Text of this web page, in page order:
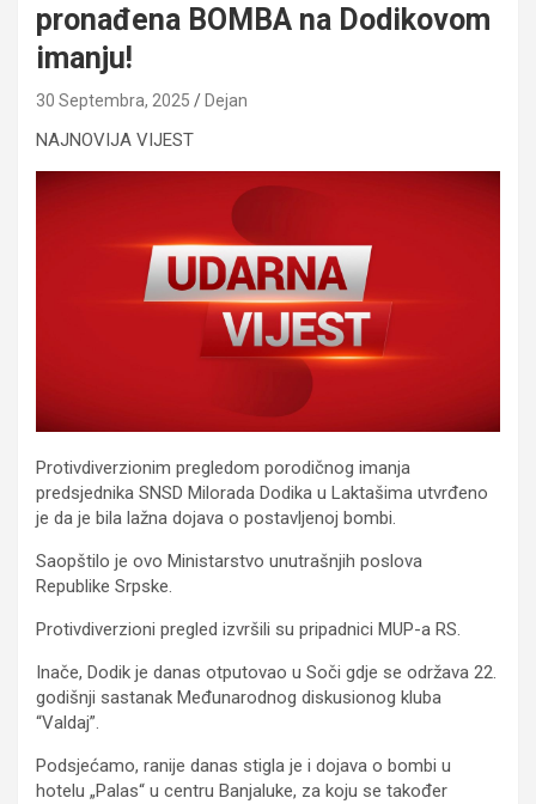
pronađena BOMBA na Dodikovom
imanju!
30 Septembra, 2025 Dejan
NAJNOVIJA VIJEST
Protivdiverzionim pregledom porodičnog imanja
predsjednika SNSD Milorada Dodika u Laktašima utvrđeno
je da je bila lažna dojava o postavljenoj bombi.
Saopštilo je ovo Ministarstvo unutrašnjih poslova
Republike Srpske.
Protivdiverzioni pregled izvršili su pripadnici MUP-a RS.
Inače, Dodik je danas otputovao u Soči gdje se održava 22.
godišnji sastanak Međunarodnog diskusionog kluba
“Valdaj”.
Podsjećamo, ranije danas stigla je i dojava o bombi u
hotelu „Palas“ u centru Banjaluke, za koju se također